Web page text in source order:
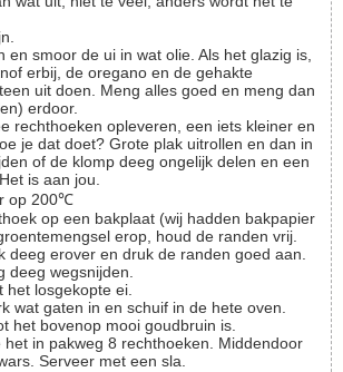
erbij, de oregano en de gehakte
uit doen. Meng alles goed en meng dan
erdoor.
je dat doet? Grote plak uitrollen en dan in
of de klomp deeg ongelijk delen en een
is aan jou.
op 200℃
erop, houd de randen vrij.
deeg wegsnijden.
het losgekopte ei.
wat gaten in en schuif in de hete oven.
het bovenop mooi goudbruin is.
Serveer met een sla.